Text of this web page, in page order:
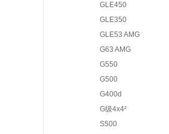
GLE450
GLE350
GLE53 AMG
G63 AMG
G550
G500
G400d
G级4x4²
S500